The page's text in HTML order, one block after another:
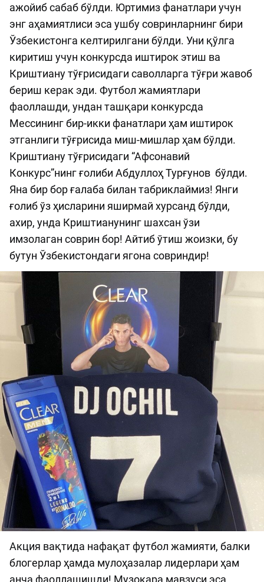
ажойиб сабаб бўлди. Юртимиз фанатлари учун
энг аҳамиятлиси эса ушбу совринларнинг бири
Ўзбекистонга келтирилгани бўлди. Уни қўлга
киритиш учун конкурсда иштирок этиш ва
Криштиану тўғрисидаги саволларга тўғри жавоб
бериш керак эди. Футбол жамиятлари
фаоллашди, ундан ташқари конкурсда
Мессининг бир-икки фанатлари ҳам иштирок
этганлиги тўғрисида миш-мишлар ҳам бўлди.
Криштиану тўғрисидаги “Афсонавий
Конкурс”нинг ғолиби Абдуллоҳ Турғунов бўлди.
Яна бир бор ғалаба билан табриклаймиз! Янги
ғолиб ўз ҳисларини яширмай хурсанд бўлди,
ахир, унда Криштианунинг шахсан ўзи
имзолаган соврин бор! Айтиб ўтиш жоизки, бу
бутун Ўзбекистондаги ягона совриндир!
Акция вақтида нафақат футбол жамияти, балки
блогерлар ҳамда мулоҳазалар лидерлари ҳам
анча фаоллашишди! Музокара мавзуси эса